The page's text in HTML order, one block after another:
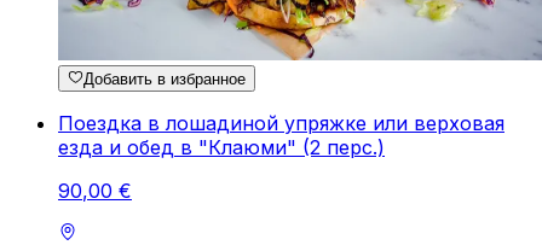
Добавить в избранное
Поездка в лошадиной упряжке или верховая
езда и обед в "Клаюми" (2 перс.)
90,00 €